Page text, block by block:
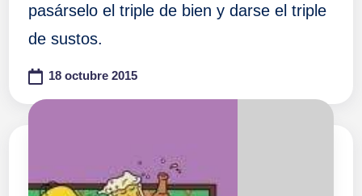
pasárselo el triple de bien y darse el triple
de sustos.
18 octubre 2015